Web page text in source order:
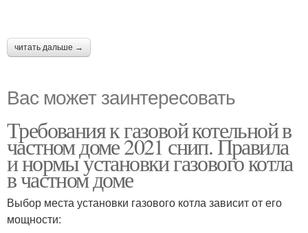
читать дальше →
Вас может заинтересовать
Требования к газовой котельной в
частном доме 2021 снип. Правила
и нормы установки газового котла
в частном доме
Выбор места установки газового котла зависит от его
мощности: